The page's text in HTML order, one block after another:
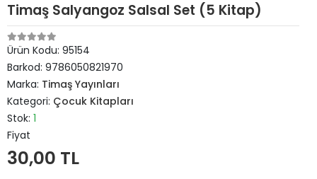
Timaş Salyangoz Salsal Set (5 Kitap)
Ürün Kodu: 95154
Barkod: 9786050821970
Marka: Timaş Yayınları
Kategori: Çocuk Kitapları
Stok: 1
Fiyat
30,00 TL